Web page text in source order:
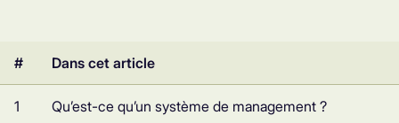
# Dans cet article
1 Qu’est-ce qu’un système de management ?